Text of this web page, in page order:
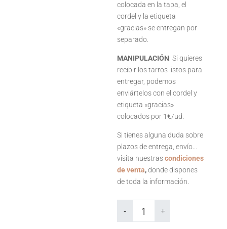
colocada en la tapa, el
cordel y la etiqueta
«gracias» se entregan por
separado.
MANIPULACIÓN: Si quieres
recibir los tarros listos para
entregar, podemos
enviártelos con el cordel y
etiqueta «gracias»
colocados por 1€/ud.
Si tienes alguna duda sobre
plazos de entrega, envío…
visita nuestrascondiciones
de venta,donde dispones
de toda la información.
-
Tarro
rellenable
Paula
cantidad
+